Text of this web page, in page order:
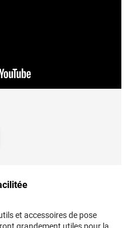
et accessoires de pose